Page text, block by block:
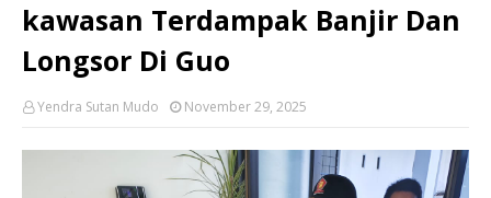
kawasan Terdampak Banjir Dan
Longsor Di Guo
Yendra Sutan Mudo November 29, 2025